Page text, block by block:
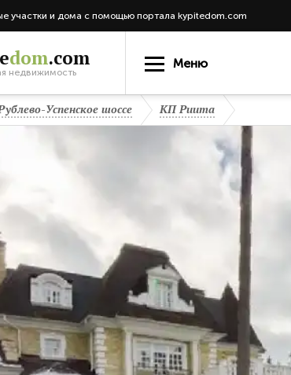
участки и дома с помощью портала kypitedom.com
dom.com
недвижимость
Меню
Успенское шоссе КП Риита